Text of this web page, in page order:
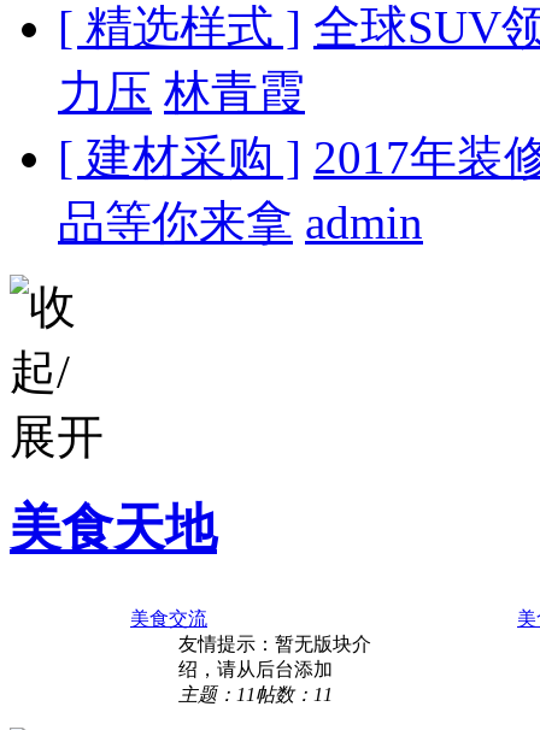
[ 精选样式 ] 全球SUV
力压 林青霞
[ 建材采购 ] 2017年装
品等你来拿 admin
美食天地
美食交流
友情提示：暂无版块介
绍，请从后台添加
主题：11帖数：11